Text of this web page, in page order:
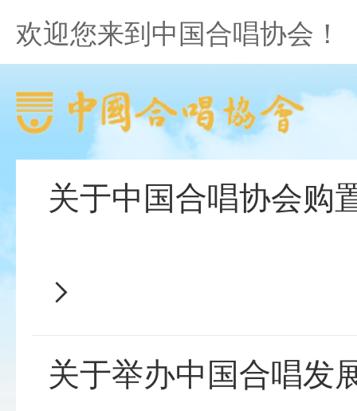
欢迎您来到中国合唱协会！
关于中国合唱协会购
关于举办中国合唱发